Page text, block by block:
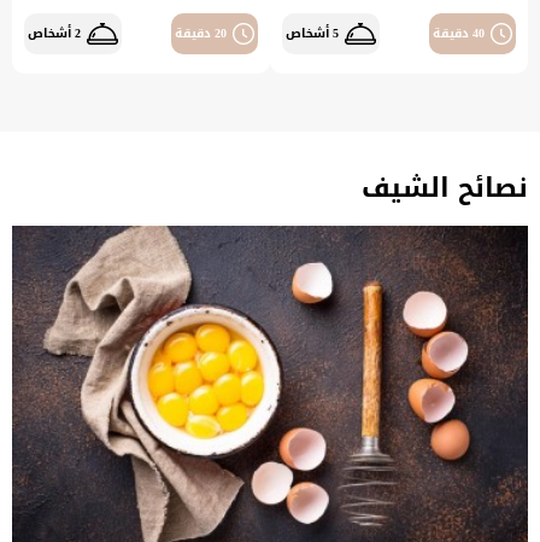
40 دقيقة 5 أشخاص 20 دقيقة 2 أشخاص
نصائح الشيف